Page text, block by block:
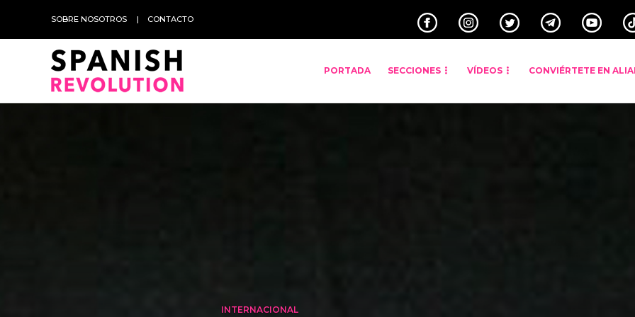
SOBRE NOSOTROS CONTACTO
PORTADA SECCIONES VÍDEOS CONVIÉRTETE EN
INTERNACIONAL